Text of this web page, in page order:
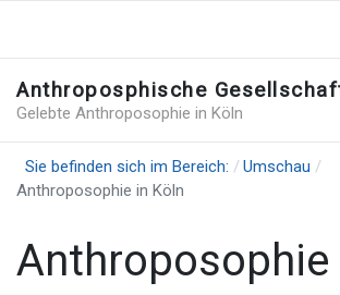
Anthroposphische
Gelebte Anthroposophie in Köln
Sie befinden sich im Bereich:
Umschau
Anthroposophie in Köln
Anthroposophie